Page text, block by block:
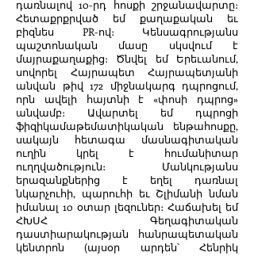
դառնալով 10-րդ հոսքի շրջանավարտը։
Հետաքրքրված եմ քաղաքական եւ
բիզնես PR-ով։ Կենսագրությանս
պաշտոնական մասը սկսվում է
մայրաքաղաքից։ Ծնվել եմ Երեւանում,
սովորել Հայրապետ Հայրապետյանի
անվան թիվ 172 միջնակարգ դպրոցում,
որն ավելի հայտնի է «փոսի դպրոց»
անվամբ։ Ավարտել եմ դպրոցի
ֆիզիկամաթեմատիկական ենթահոսքը,
սակայն հետագա մասնագիտական
ուղին կրել է հումանիտար
ուղղվածություն։ Մանկությանս
երազանքներից է եղել դառնալ
նկարչուհի, պարուհի եւ Շլիմանի նման
իմանալ 10 օտար լեզուներ։ Հաճախել եմ
ՀԽՍՀ Գեղագիտական
դաստիարակության հանրապետական
կենտրոն (այսօր արդեն՝ Հենրիկ